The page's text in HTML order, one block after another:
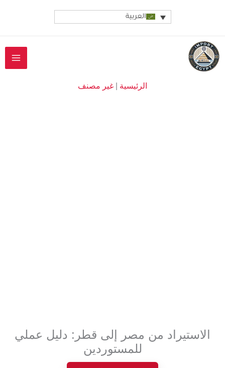
العربية
الرئيسية غير مصنف
الاستيراد من مصر إلى قطر: دليل عملي
للمستوردين